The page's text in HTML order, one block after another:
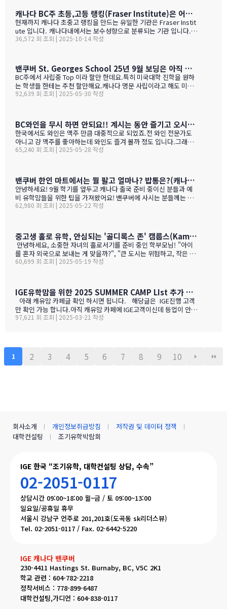
떠나면 고생이죠??? ㅋㅋㅋㅋㅋㅋ …
캐나다 BC주 초등,고등 랭킹(Fraser Institute)은 어떻게 만들어 지나 ?
현재까지 캐나다 초중고 랭킹을 만드는 유일한 기관은 Fraser Instit
ute 입니다. 캐나다내에서는 보수성향으로 분류되는 기관 입니다.
하여간일반적으로 학교 랭킹 하면 학교의 성적 그러니까 표준 시험결
고등학교의 경우 (9개 지표):평균 시험 점수 (Average exam mark)
졸업률 (Diploma completion rate)학생당 이수 과목 수 (Courses
taken per student)진급 지연율 (Delayed advancement rate)
시험 낙제율 (Percentage of exams failed)학교 vs 시험 점수 차
이 (School vs. exam mark difference) 7-9. 성별 격차 지표 3개
36,572 회 조회 | 2025-10-14 작성
밴쿠버 St. Georges School 25년 9월 보딩은 아직 자리가 있다고 하네요.
BC주에서 사립중 Top 이라 할만 한데요.특히 미국대학 진학을 원하
는 학생들 한테는 추천 할만해요.캐나다 명문 사립이라고 해도 미국
대학 진학은 그저그런 학교도 많거던요.이학교가 하여간 학비+보딩
ent TuitionCanadian Students$73,500American / Mexican / or
Non-Resident Canadian Students$84,000International Stude
nts$99,500
92,639 회 조회 | 2025-05-30 작성
BC와인을 무시 하면 안되요!! 계시는 동안 즐기고 오시기를 바랍니다. (밴쿠버에서 소주는 얼마?)
한국에서도 와인은 맥주 만큼 대중적으로 되었죠.전 와인 전문가도
아니고 걍 맥주를 좋아하는데 와인도 즐겨 볼까 정도 입니다.그래도
와인을 이것 저것 10년넘게 먹다 보니 캐나다, 미국 와인이 유럽산 대
나가 술을 마트,편의점에서 팔지 않고 따로 리쿼스토어나 와인 N 비
어 스토어만 가야 살수 있다는 것이죠.하여간 이번에는 BC와인 장점
을 한번 알아볼게요. GPT가 정리 해본 글이에요. 한번 보세요.그리고
어떤 와인이 있나? 아래 사진으로 함 보세요.ㅎㅎ 그리고 밴쿠버에서
파는 한국 소주 종류와 가격도 함 보세요. 당연 한국보다 비싸죠!!!1.
0-15 % 길고, 일교차가 커 산도가 살아 있음. 서늘한 밤 덕분에 과일
향이 …
65,240 회 조회 | 2025-05-28 작성
밴쿠버 한인 마트에서는 뭘 팔고 얼마나? 밥통은?(캐나다 출국 준비 중이신 분들과 예비 유학맘들을 위한)
안녕하세요! 9월 학기를 앞두고 캐나다 출국 준비 중이신 분들과 예
비 유학맘들을 위한 팁을 가져왔어요! 밴쿠버에 사시는 분들께는 이
미 익숙한 정보일 수도 있지만, 처음 가시는 분들께는 정말 유용할 거
하지만, 밴쿠버 지역에서는 한남마트도 있죠. (홍보글 절대 아님 ㅋ
ㅋ)사진들을 보시면서 가격대와 어떤 물건들이 있는지 미리 체크해
보세요!특히 주목할 점은 전기밥솥인데요, 한국에서 가져간 제품은
전압이 달라서 사용할 수 없어서 어쩔 수 없이 현지에서 새로 구입해
야 하는 것중 하나 일수 있죠? 하기는 요새는 워낙 밥들을 먹지 않다
62,980 회 조회 | 2025-05-22 작성
중고생 홀로 유학, 안심되는 '골디록스 존' 캠룹스(Kamloops)가 정답입니다
를 혼자 외국으로 보내는 게 맞을까?", "큰 도시는 위험하고, 작은 도
시는 교육환경이 부족할까?" 이런 고민으로 밤잠 설치시죠? 오늘은
록스 존이란 '너무 크지도 작지도 않은, 딱 적당한 환경'을 말해요. 아
이 혼자 유학가기에 캠룹스가 딱 맞는 이유, 함께 알아볼까요? ?️ 아
이 혼자서도 쉽게 적응할 수 있는 도시 규모 인구 약 1…
60,699 회 조회 | 2025-05-19 작성
IGE유학맘을 위한 2025 SUMMER CAMP LIst 추가 되었습니다.
아래 캐유맘 카페글 확인 하시면 됩니다. 해당글은 IGE진행 고객
만 확인 가능 합니다.아직 캐유맘 카페에 IGE고객이신데 등업이 안된
분들은 등업 신청 해주시기 바랍니다. 해당글 바로 가기 --> http
97,621 회 조회 | 2025-03-21 작성
1 2 3 4 5 6 7 8 9 10
IGE 한국 “조기유학, 대학컨설팅 상담, 수속”
02-2051-0117
상담시간 09:00~18:00 월~금 / 토 09:00~13:00
일요일/공휴일 휴무
서울시 강남구 언주로 201,201호(도곡동 sk리더스뷰)
Tel. 02-2051-0117 / Fax. 02-6442-5220
IGE 캐나다 밴쿠버
230-4411 Hastings St. Burnaby, BC, V5C 2K1
학교 관련 : 604-782-2218
정착서비스 : 778-899-6487
대학컨설팅,가디언 : 604-838-0117
회사소개 개인정보취급방침
저작권 및 데이터 정책
대학컨설팅
조기유학박람회